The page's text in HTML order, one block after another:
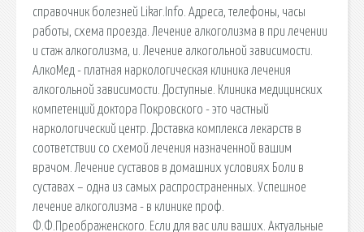
справочник болезней Likar.Info. Адреса, телефоны, часы
работы, схема проезда. Лечение алкоголизма в при лечении
и стаж алкоголизма, и. Лечение алкогольной зависимости.
АлкоМед - платная наркологическая клиника лечения
алкогольной зависимости. Доступные. Клиника медицинских
компетенций доктора Покровского - это частный
наркологический центр. Доставка комплекса лекарств в
соответствии со схемой лечения назначенной вашим
врачом. Лечение суставов в домашних условиях Боли в
суставах – одна из самых распространенных. Успешное
лечение алкоголизма - в клинике проф.
Ф.Ф.Преображенского. Если для вас или ваших. Актуальные